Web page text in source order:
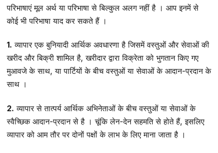
परिभाषाएं मूल अर्थ या परिभाषा से बिल्कुल अलग नहीं है । आप इनमें से
कोई भी परिभाषा याद कर सकते हैं ।
1. व्यापार एक बुनियादी आर्थिक अवधारणा है जिसमें वस्तुओं और सेवाओं की
खरीद और बिक्री शामिल है, खरीदार द्वारा विक्रेता को भुगतान किए गए
मुआवजे के साथ, या पार्टियों के बीच वस्तुओं या सेवाओं के आदान-प्रदान के
साथ ।
2. व्यापार से तात्पर्य आर्थिक अभिनेताओं के बीच वस्तुओं या सेवाओं के
स्वैच्छिक आदान-प्रदान से है । चूंकि लेन-देन सहमति से होते हैं, इसलिए
व्यापार को आम तौर पर दोनों पक्षों के लाभ के लिए माना जाता है ।